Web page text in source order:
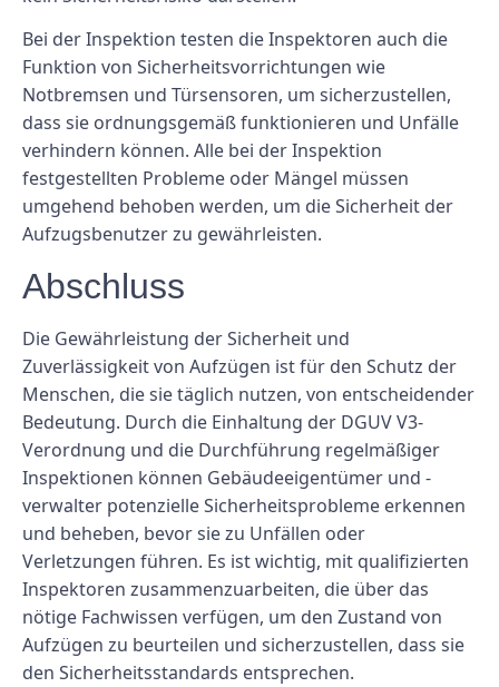
Bei der Inspektion testen die Inspektoren auch die
Funktion von Sicherheitsvorrichtungen wie
Notbremsen und Türsensoren, um sicherzustellen,
dass sie ordnungsgemäß funktionieren und Unfälle
verhindern können. Alle bei der Inspektion
festgestellten Probleme oder Mängel müssen
umgehend behoben werden, um die Sicherheit der
Aufzugsbenutzer zu gewährleisten.
Abschluss
Die Gewährleistung der Sicherheit und
Zuverlässigkeit von Aufzügen ist für den Schutz der
Menschen, die sie täglich nutzen, von entscheidender
Bedeutung. Durch die Einhaltung der DGUV V3-
Verordnung und die Durchführung regelmäßiger
Inspektionen können Gebäudeeigentümer und -
verwalter potenzielle Sicherheitsprobleme erkennen
und beheben, bevor sie zu Unfällen oder
Verletzungen führen. Es ist wichtig, mit qualifizierten
Inspektoren zusammenzuarbeiten, die über das
nötige Fachwissen verfügen, um den Zustand von
Aufzügen zu beurteilen und sicherzustellen, dass sie
den Sicherheitsstandards entsprechen.